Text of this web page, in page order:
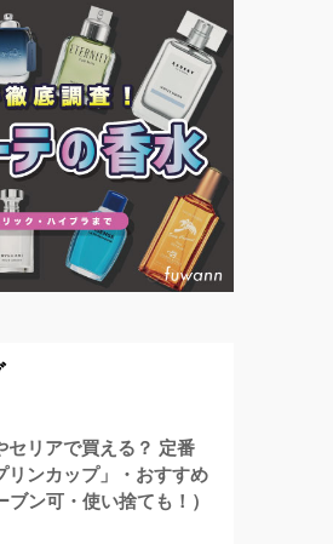
セリアで買える？ 定番
リンカップ」・おすすめ
ブン可・使い捨ても！）